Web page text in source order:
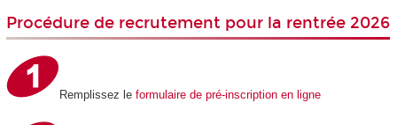
Procédure de recrutement pour la rentrée 2026
Remplissez le formulaire de pré-inscription en ligne